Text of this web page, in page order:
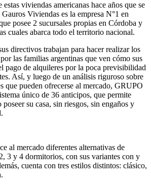
viviendas americanas hace años que se
Viviendas es la empresa N°1 en
posee 2 sucursales propias en Córdoba y
cuales abarca todo el territorio nacional.
directivos trabajan para hacer realizar los
las familias argentinas que ven cómo sus
pago de alquileres por la poca previsibilidad
Así, y luego de un análisis riguroso sobre
que pueden ofrecerse al mercado, GRUPO
único de 36 anticipos, que permite
su casa, sin riesgos, sin engaños y
al mercado diferentes alternativas de
3 y 4 dormitorios, con sus variantes con y
cuenta con tres estilos distintos: clásico,